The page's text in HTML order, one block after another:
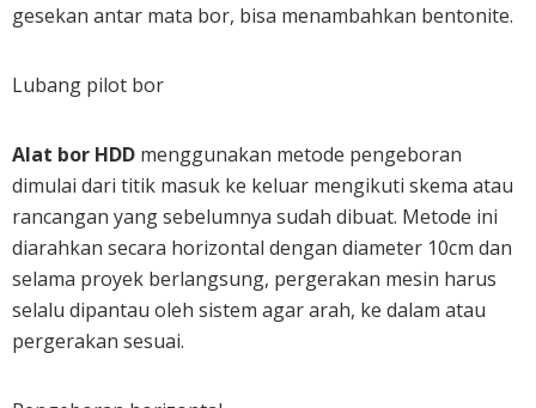
gesekan antar mata bor, bisa menambahkan bentonite.
Lubang pilot bor
Alat bor HDD menggunakan metode pengeboran
dimulai dari titik masuk ke keluar mengikuti skema atau
rancangan yang sebelumnya sudah dibuat. Metode ini
diarahkan secara horizontal dengan diameter 10cm dan
selama proyek berlangsung, pergerakan mesin harus
selalu dipantau oleh sistem agar arah, ke dalam atau
pergerakan sesuai.